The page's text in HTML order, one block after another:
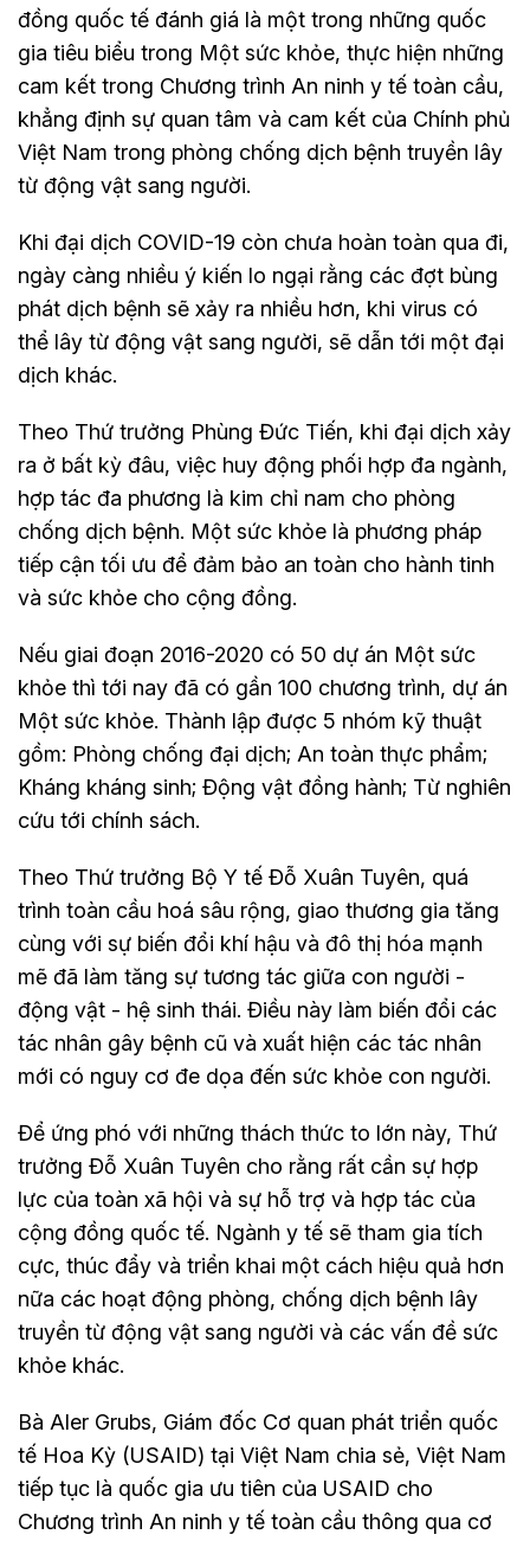
đồng quốc tế đánh giá là một trong những quốc
gia tiêu biểu trong Một sức khỏe, thực hiện những
cam kết trong Chương trình An ninh y tế toàn cầu,
khẳng định sự quan tâm và cam kết của Chính phủ
Việt Nam trong phòng chống dịch bệnh truyền lây
từ động vật sang người.
Khi đại dịch COVID-19 còn chưa hoàn toàn qua đi,
ngày càng nhiều ý kiến lo ngại rằng các đợt bùng
phát dịch bệnh sẽ xảy ra nhiều hơn, khi virus có
thể lây từ động vật sang người, sẽ dẫn tới một đại
dịch khác.
Theo Thứ trưởng Phùng Đức Tiến, khi đại dịch xảy
ra ở bất kỳ đâu, việc huy động phối hợp đa ngành,
hợp tác đa phương là kim chỉ nam cho phòng
chống dịch bệnh. Một sức khỏe là phương pháp
tiếp cận tối ưu để đảm bảo an toàn cho hành tinh
và sức khỏe cho cộng đồng.
Nếu giai đoạn 2016-2020 có 50 dự án Một sức
khỏe thì tới nay đã có gần 100 chương trình, dự án
Một sức khỏe. Thành lập được 5 nhóm kỹ thuật
gồm: Phòng chống đại dịch; An toàn thực phẩm;
Kháng kháng sinh; Động vật đồng hành; Từ nghiên
cứu tới chính sách.
Theo Thứ trưởng Bộ Y tế Đỗ Xuân Tuyên, quá
trình toàn cầu hoá sâu rộng, giao thương gia tăng
cùng với sự biến đổi khí hậu và đô thị hóa mạnh
mẽ đã làm tăng sự tương tác giữa con người -
động vật - hệ sinh thái. Điều này làm biến đổi các
tác nhân gây bệnh cũ và xuất hiện các tác nhân
mới có nguy cơ đe dọa đến sức khỏe con người.
Để ứng phó với những thách thức to lớn này, Thứ
trưởng Đỗ Xuân Tuyên cho rằng rất cần sự hợp
lực của toàn xã hội và sự hỗ trợ và hợp tác của
cộng đồng quốc tế. Ngành y tế sẽ tham gia tích
cực, thúc đẩy và triển khai một cách hiệu quả hơn
nữa các hoạt động phòng, chống dịch bệnh lây
truyền từ động vật sang người và các vấn đề sức
khỏe khác.
Bà Aler Grubs, Giám đốc Cơ quan phát triển quốc
tế Hoa Kỳ (USAID) tại Việt Nam chia sẻ, Việt Nam
tiếp tục là quốc gia ưu tiên của USAID cho
Chương trình An ninh y tế toàn cầu thông qua cơ